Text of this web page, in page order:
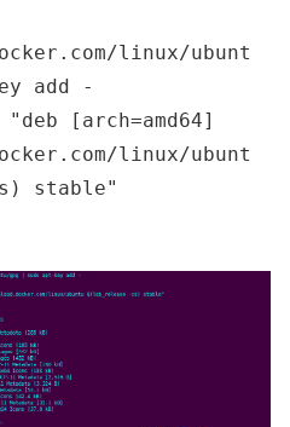
linux/ubunt
add -
[arch=amd64]
linux/ubunt
stable"